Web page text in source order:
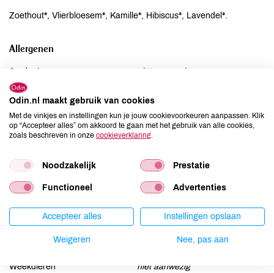
Zoethout*, Vlierbloesem*, Kamille*, Hibiscus*, Lavendel*.
Allergenen
Aardnoten
niet aanwezig
Ei
Gluten
niet aanwezig
Lactose
niet aanwezig
Lupine
niet aanwezig
Noten
niet aanwezig
Schaaldieren
niet aanwezig
niet aanwezig
Weekdieren
niet aanwezig
Odin.nl maakt gebruik van cookies
Met de vinkjes en instellingen kun je jouw cookievoorkeuren aanpassen. Klik
op “Accepteer alles” om akkoord te gaan met het gebruik van alle cookies,
zoals beschreven in onze cookieverklaring.
Noodzakelijk Prestatie
Functioneel Advertenties
Accepteer alles Instellingen opslaan
Weigeren Nee, pas aan